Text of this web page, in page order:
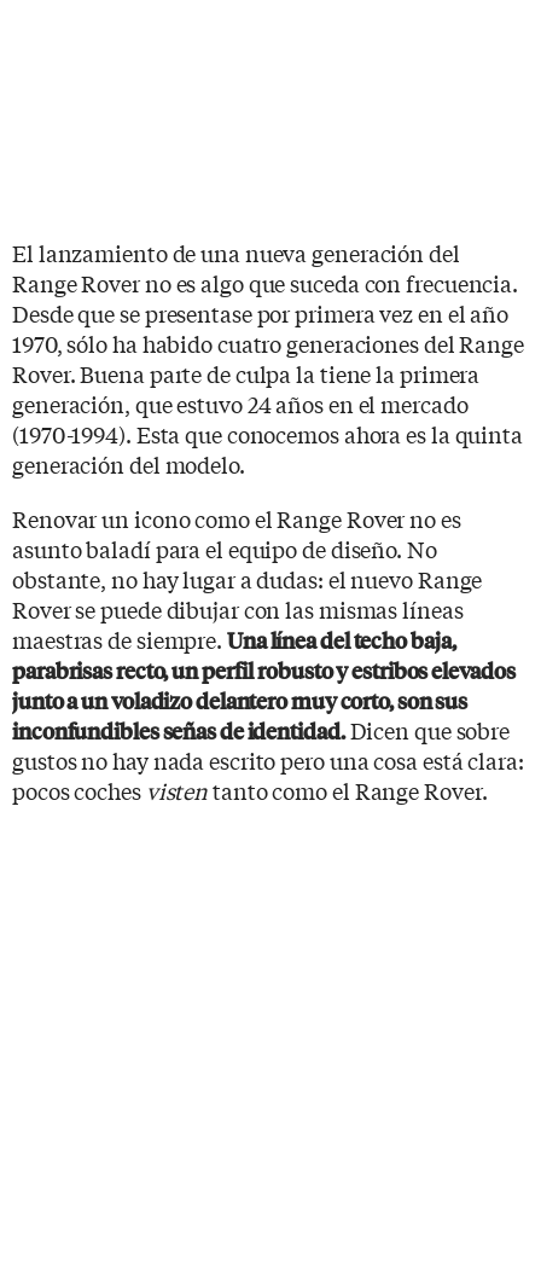
El lanzamiento de una nueva generación del
Range Rover no es algo que suceda con frecuencia.
Desde que se presentase por primera vez en el año
1970, sólo ha habido cuatro generaciones del Range
Rover. Buena parte de culpa la tiene la primera
generación, que estuvo 24 años en el mercado
(1970-1994). Esta que conocemos ahora es la quinta
generación del modelo.
Renovar un icono como el Range Rover no es
asunto baladí para el equipo de diseño. No
obstante, no hay lugar a dudas: el nuevo Range
Rover se puede dibujar con las mismas líneas
maestras de siempre. Una línea del techo baja,
parabrisas recto, un perfil robusto y estribos elevados
junto a un voladizo delantero muy corto, son sus
inconfundibles señas de identidad.Dicen que sobre
gustos no hay nada escrito pero una cosa está clara:
pocos coches vistentanto como el Range Rover.